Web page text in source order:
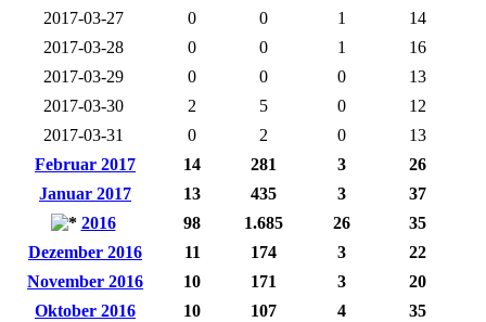
2017-03-27
0 0 1
14
2017-03-28
0 0 1
16
2017-03-29
0 0 0
13
2017-03-30
2 5 0
12
2017-03-31
0 2 0
13
Februar 2017
14 281 3
26
Januar 2017
13 435 3
37
2016
98 1.685 26
35
Dezember 2016
11 174 3
22
November 2016
10 171 3
20
Oktober 2016
10 107 4
35